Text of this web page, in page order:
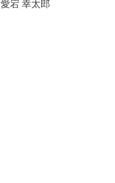
愛宕 幸太郎